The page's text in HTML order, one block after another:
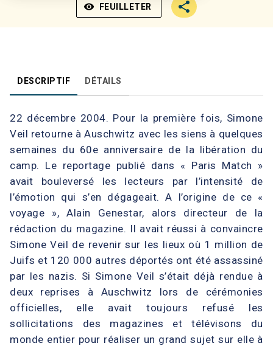
visibility FEUILLETER
DESCRIPTIF DÉTAILS
22 décembre 2004. Pour la première fois, Simone
Veil retourne à Auschwitz avec les siens à quelques
semaines du 60e anniversaire de la libération du
camp. Le reportage publié dans « Paris Match »
avait bouleversé les lecteurs par l’intensité de
l’émotion qui s’en dégageait. A l’origine de ce «
voyage », Alain Genestar, alors directeur de la
rédaction du magazine. Il avait réussi à convaincre
Simone Veil de revenir sur les lieux où 1 million de
Juifs et 120 000 autres déportés ont été assassiné
par les nazis. Si Simone Veil s’était déjà rendue à
deux reprises à Auschwitz lors de cérémonies
officielles, elle avait toujours refusé les
sollicitations des magazines et télévisons du
monde entier pour réaliser un grand sujet sur elle à